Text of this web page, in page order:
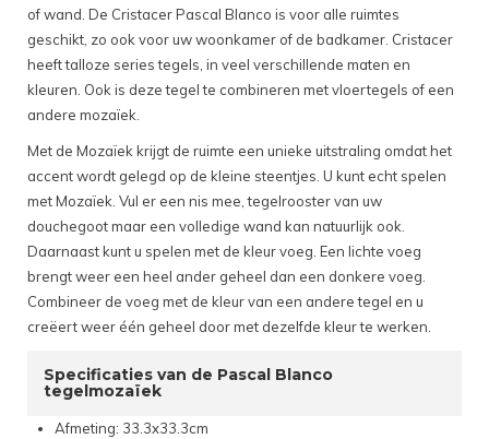
of wand. De Cristacer Pascal Blanco is voor alle ruimtes
geschikt, zo ook voor uw woonkamer of de badkamer. Cristacer
heeft talloze series tegels, in veel verschillende maten en
kleuren. Ook is deze tegel te combineren met vloertegels of een
andere mozaïek.
Met de Mozaïek krijgt de ruimte een unieke uitstraling omdat het
accent wordt gelegd op de kleine steentjes. U kunt echt spelen
met Mozaïek. Vul er een nis mee, tegelrooster van uw
douchegoot maar een volledige wand kan natuurlijk ook.
Daarnaast kunt u spelen met de kleur voeg. Een lichte voeg
brengt weer een heel ander geheel dan een donkere voeg.
Combineer de voeg met de kleur van een andere tegel en u
creëert weer één geheel door met dezelfde kleur te werken.
Specificaties van de Pascal Blanco
tegelmozaïek
Afmeting: 33.3x33.3cm